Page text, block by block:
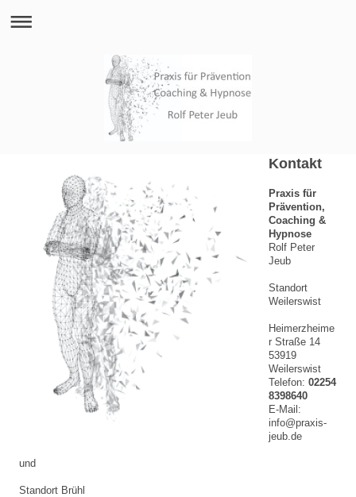
Kontakt
Praxis für
Prävention,
Coaching &
Hypnose
Rolf Peter
Jeub
Standort
Weilerswist
Heimerzheime
r Straße 14
53919
Weilerswist
Telefon: 02254
8398640
E-Mail:
info@praxis-
jeub.de
und
Standort Brühl